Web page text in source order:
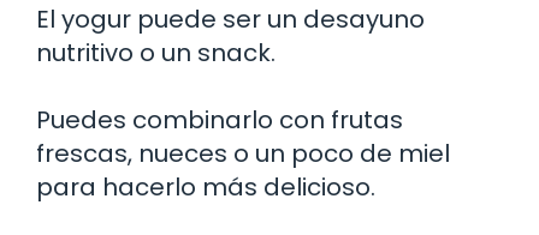
El yogur puede ser un desayuno
nutritivo o un snack.
Puedes combinarlo con frutas
frescas, nueces o un poco de miel
para hacerlo más delicioso.